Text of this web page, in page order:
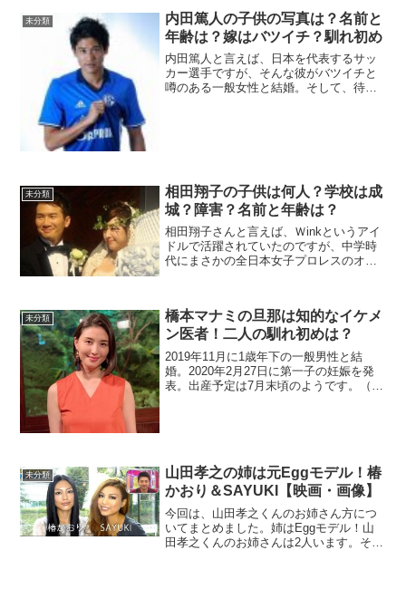
イト。元ハロー!プロジェクトの一員で、
元モーニング娘。...
未分類
内田篤人の子供の写真は？名前と
年齢は？嫁はバツイチ？馴れ初め
内田篤人と言えば、日本を代表するサッ
カー選手ですが、そんな彼がバツイチと
噂のある一般女性と結婚。そして、待望
未分類
相田翔子の子供は何人？学校は成
城？障害？名前と年齢は？
相田翔子さんと言えば、Ｗinkというアイ
ドルで活躍されていたのですが、中学時
代にまさかの全日本女子プロレスのオー
田さんには子供がいる...
未分類
橋本マナミの旦那は知的なイケメ
ン医者！二人の馴れ初めは？
2019年11月に1歳年下の一般男性と結
婚。2020年2月27日に第一子の妊娠を発
表。出産予定は7月末頃のようです。（追
未分類
山田孝之の姉は元Eggモデル！椿
かおり＆SAYUKI【映画・画像】
今回は、山田孝之くんのお姉さん方につ
いてまとめました。姉はEggモデル！山
田孝之くんのお姉さんは2人います。そし